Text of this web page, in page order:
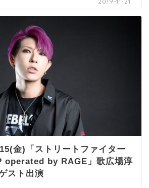
金)「ストリートファイター
operated by RAGE」歌広場淳
スト出演